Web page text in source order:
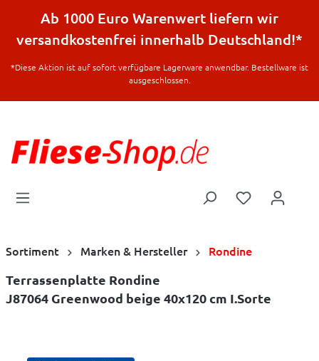
springen
Ab 1000 Euro Warenwert liefern wir
versandkostenfrei innerhalb Deutschland!*
*Diese Aktion ist auf sofort verfügbare Lagerware anwendbar. Bestellware ist
ausgeschlossen.
Sortiment Marken & Hersteller Rondine
Terrassenplatte Rondine
J87064 Greenwood beige 40x120 cm I.Sorte